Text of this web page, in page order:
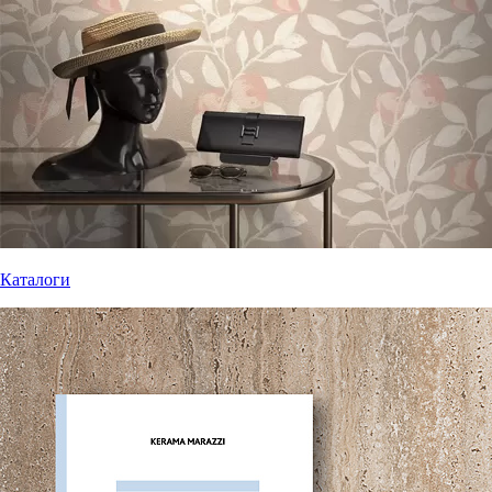
Каталоги